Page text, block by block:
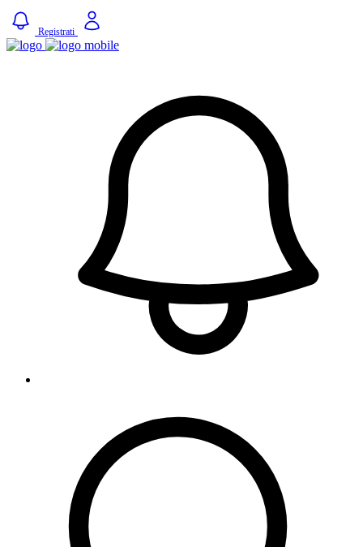
Registrati